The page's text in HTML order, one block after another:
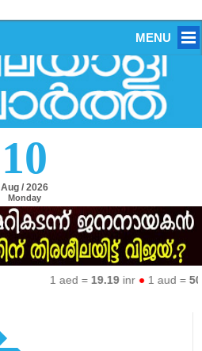
MENU
10
Aug / 2026
Monday
1 aed =19.19inr ●1 aud =50.27